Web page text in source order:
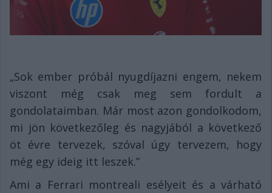
„Sok ember próbál nyugdíjazni engem, nekem
viszont még csak meg sem fordult a
gondolataimban. Már most azon gondolkodom,
mi jön következőleg és nagyjából a következő
öt évre tervezek, szóval úgy tervezem, hogy
még egy ideig itt leszek.”
Ami a Ferrari montreali esélyeit és a várható